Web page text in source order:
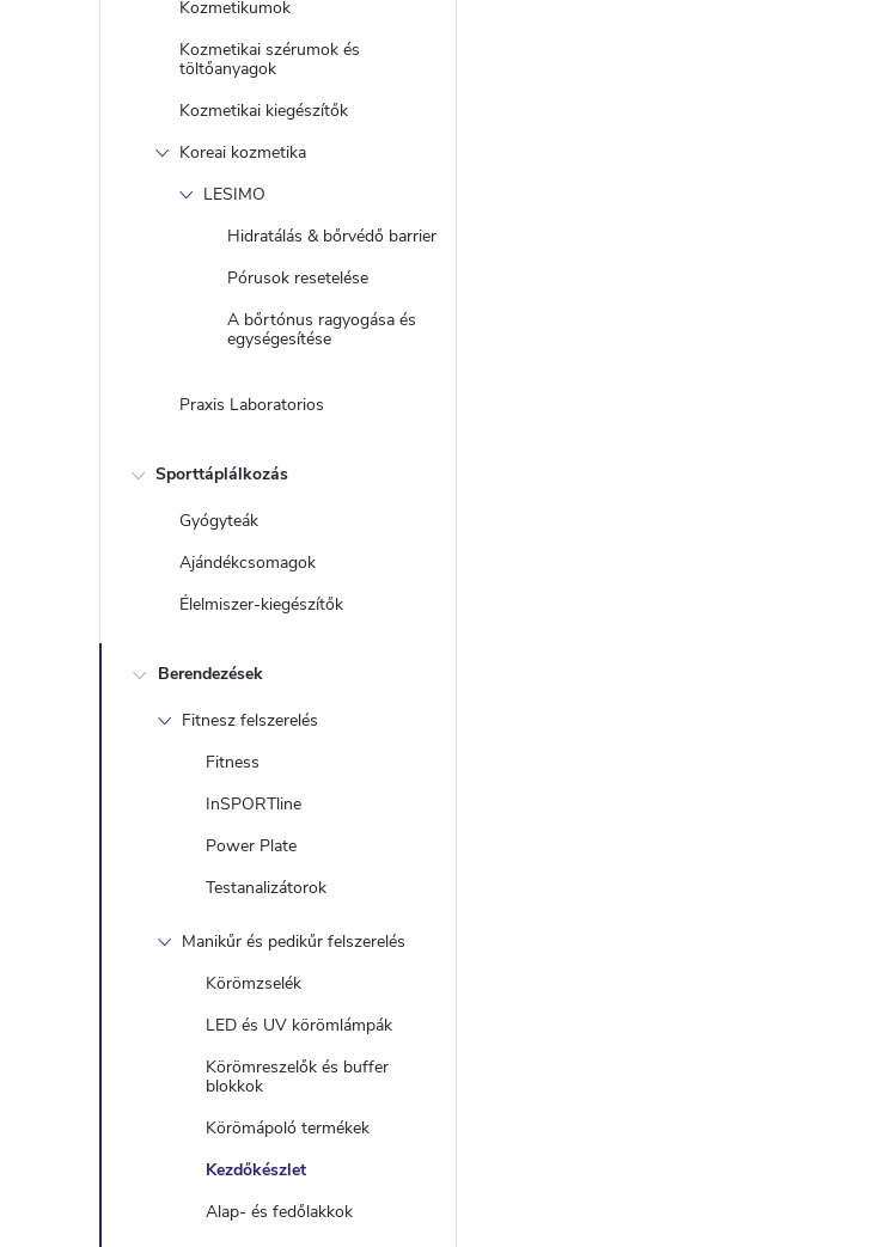
Kozmetikumok
Kozmetikai szérumok és
töltőanyagok
Kozmetikai kiegészítők
Koreai kozmetika
LESIMO
Hidratálás & bőrvédő barrier
Pórusok resetelése
A bőrtónus ragyogása és
egységesítése
Praxis Laboratorios
Sporttáplálkozás
Gyógyteák
Ajándékcsomagok
Élelmiszer-kiegészítők
Berendezések
Fitnesz felszerelés
Fitness
InSPORTline
Power Plate
Testanalizátorok
Manikűr és pedikűr felszerelés
Körömzselék
LED és UV körömlámpák
Körömreszelők és buffer
blokkok
Körömápoló termékek
Kezdőkészlet
Alap- és fedőlakkok